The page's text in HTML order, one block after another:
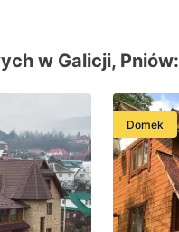
w Galicji, Pniów:
Domek